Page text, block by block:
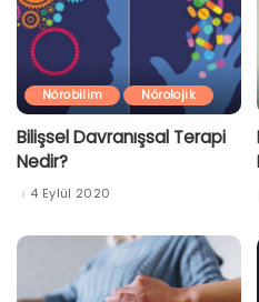
Nörobilim Nörolojik
Bilişsel Davranışsal Terapi
Nedir?
4 Eylül 2020